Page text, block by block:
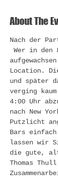
About The
Nach der
Wer in
Location. Die
und später
verging
4:00 Uhr
nach New
Putzlicht
Bars
lassen wir
die gute,
Thomas